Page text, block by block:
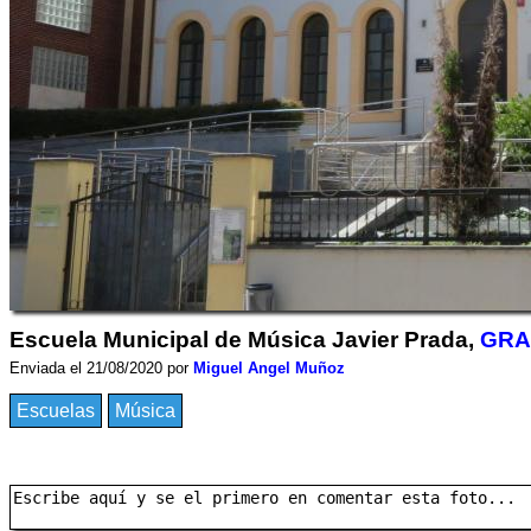
Escuela Municipal de Música Javier Prada,
Enviada el 21/08/2020 por Miguel Angel Muñoz
Escuelas Música